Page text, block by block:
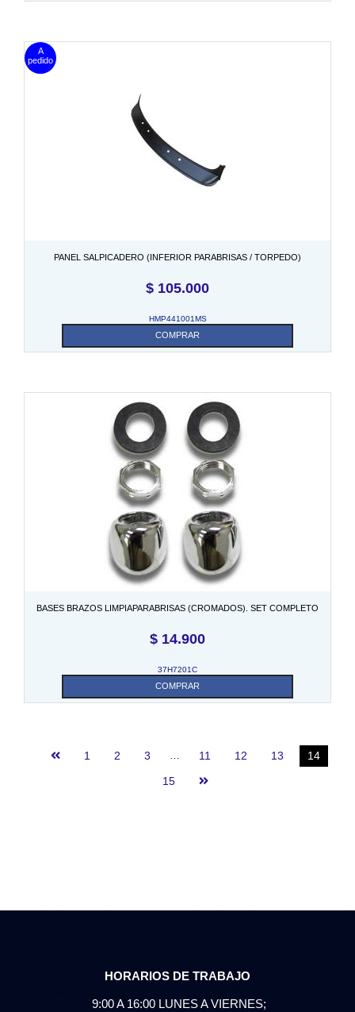
PANEL SALPICADERO (INFERIOR PARABRISAS / TORPEDO)
$ 105.000
HMP441001MS
COMPRAR
BASES BRAZOS LIMPIAPARABRISAS (CROMADOS). SET COMPLETO
$ 14.900
37H7201C
COMPRAR
1 2 3 11 12 13
14
15
HORARIOS DE TRABAJO
9:00 A 16:00 LUNES A VIERNES;